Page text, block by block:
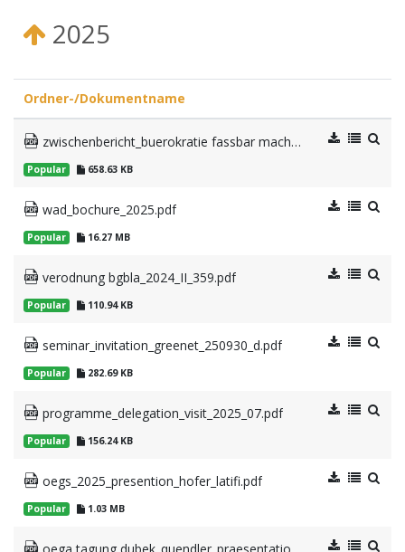
2025
Ordner-/Dokumentname
zwischenbericht_buerokratie fassbar machen_2025_03.pdf
Popular 658.63 KB
wad_bochure_2025.pdf
Popular 16.27 MB
verodnung bgbla_2024_II_359.pdf
Popular 110.94 KB
seminar_invitation_greenet_250930_d.pdf
Popular 282.69 KB
programme_delegation_visit_2025_07.pdf
Popular 156.24 KB
oegs_2025_presention_hofer_latifi.pdf
Popular 1.03 MB